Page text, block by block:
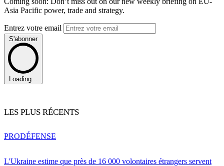
Asia Pacific power, trade and strategy.
Entrez votre email
S'abonner
Loading...
LES PLUS RÉCENTS
L'Ukraine estime que près de 16 000 volontaires étrangers servent
PRODÉFENSE